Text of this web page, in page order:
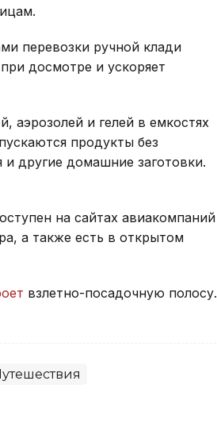
перевозки ручной клади
досмотре и ускоряет
аэрозолей и гелей в емкостях
продукты без
другие домашние заготовки.
на сайтах авиакомпаний
а также есть в открытом
взлетно-посадочную полосу.